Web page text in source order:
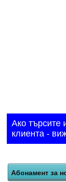
Ако търсите
клиента -